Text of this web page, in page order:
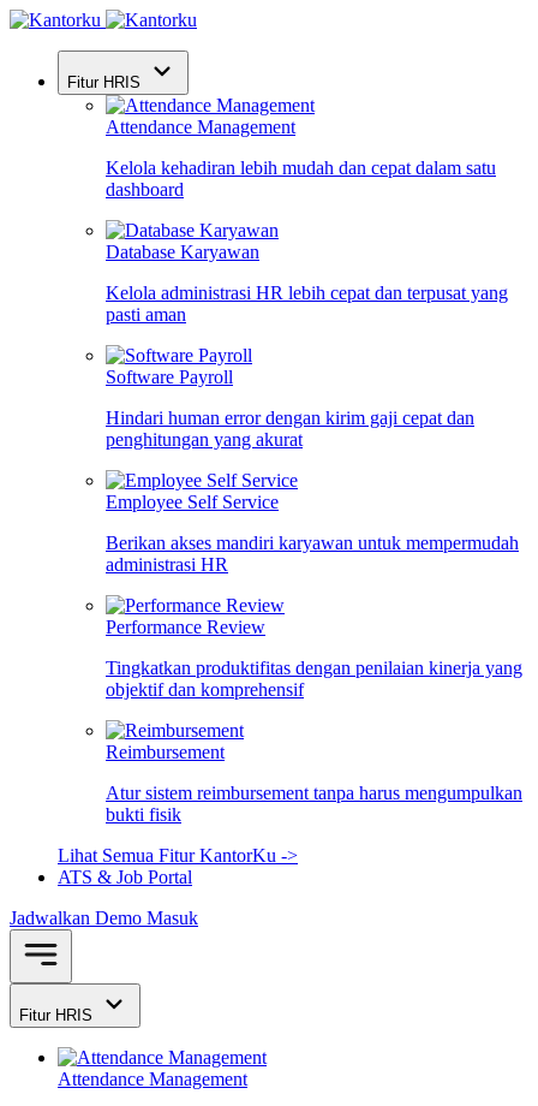
Fitur HRIS
Attendance Management
Kelola kehadiran lebih mudah dan cepat dalam satu
dashboard
Database Karyawan
Kelola administrasi HR lebih cepat dan terpusat yang
pasti aman
Software Payroll
Hindari human error dengan kirim gaji cepat dan
penghitungan yang akurat
Employee Self Service
Berikan akses mandiri karyawan untuk mempermudah
administrasi HR
Performance Review
Tingkatkan produktifitas dengan penilaian kinerja yang
objektif dan komprehensif
Reimbursement
Atur sistem reimbursement tanpa harus mengumpulkan
bukti fisik
Lihat Semua Fitur KantorKu ->
ATS & Job Portal
Jadwalkan Demo Masuk
Fitur HRIS
Attendance Management